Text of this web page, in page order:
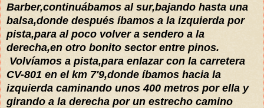
Barber,continuábamos al sur,bajando hasta una
balsa,donde después íbamos a la izquierda por
pista,para al poco volver a sendero a la
derecha,en otro bonito sector entre pinos.
Volvíamos a pista,para enlazar con la carretera
CV-801 en el km 7'9,donde íbamos hacia la
izquierda caminando unos 400 metros por ella y
girando a la derecha por un estrecho camino